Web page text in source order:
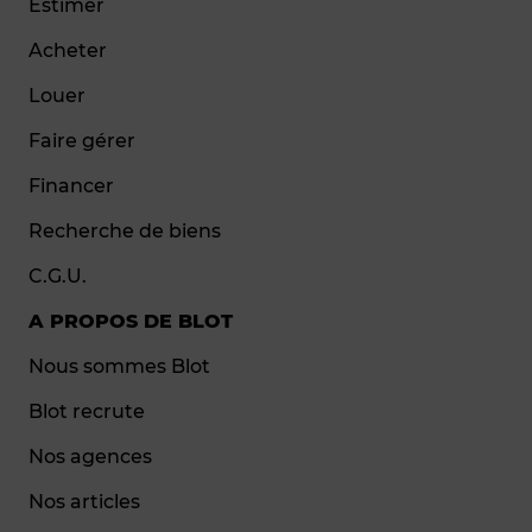
Estimer
Acheter
Louer
Faire gérer
Financer
Recherche de biens
C.G.U.
A PROPOS DE BLOT
Nous sommes Blot
Blot recrute
Nos agences
Nos articles